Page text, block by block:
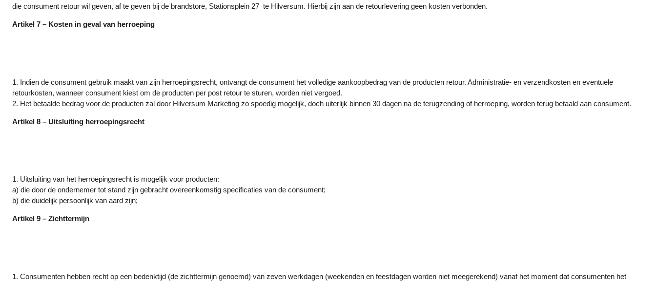
die consument retour wil geven, af te geven bij de brandstore, Stationsplein 27 te Hilversum. Hierbij zijn aan de retourlevering geen kosten verbonden.
Artikel 7 – Kosten in geval van herroeping
1. Indien de consument gebruik maakt van zijn herroepingsrecht, ontvangt de consument het volledige aankoopbedrag van de producten retour. Administratie- en verzendkosten en eventuele
retourkosten, wanneer consument kiest om de producten per post retour te sturen, worden niet vergoed.
2. Het betaalde bedrag voor de producten zal door Hilversum Marketing zo spoedig mogelijk, doch uiterlijk binnen 30 dagen na de terugzending of herroeping, worden terug betaald aan consument.
Artikel 8 – Uitsluiting herroepingsrecht
1. Uitsluiting van het herroepingsrecht is mogelijk voor producten:
a) die door de ondernemer tot stand zijn gebracht overeenkomstig specificaties van de consument;
b) die duidelijk persoonlijk van aard zijn;
Artikel 9 – Zichttermijn
1. Consumenten hebben recht op een bedenktijd (de zichttermijn genoemd) van zeven werkdagen (weekenden en feestdagen worden niet meegerekend) vanaf het moment dat consumenten het